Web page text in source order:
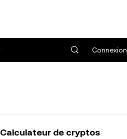
Connexion
Calculateur de cryptos